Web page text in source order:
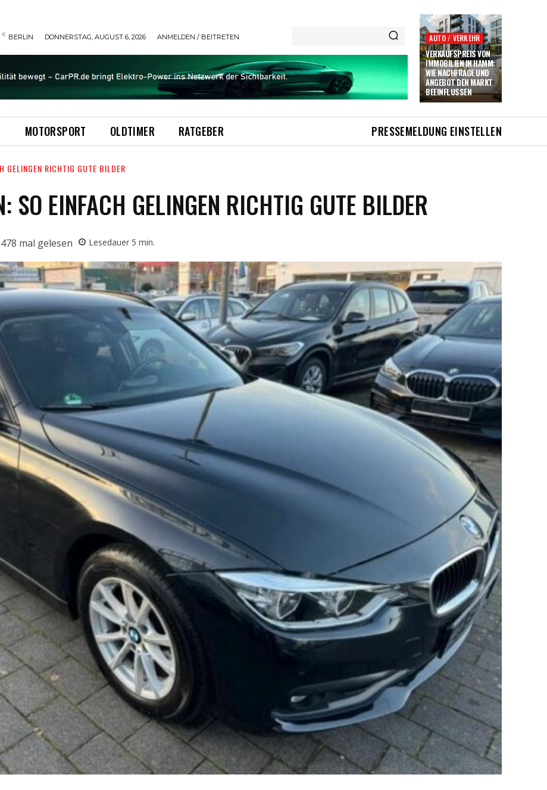
C BERLIN DONNERSTAG, AUGUST 6, 2026 ANMELDEN / BEITRETEN AUTO / VERKEHR
VERKAUFSPREIS VON
IMMOBILIEN IN HAMM:
WIE NACHFRAGE UND
ANGEBOT DEN MARKT
BEEINFLUSSEN
MOTORSPORT OLDTIMER RATGEBER PRESSEMELDUNG EINSTELLEN
GELINGEN RICHTIG GUTE BILDER
SO EINFACH GELINGEN RICHTIG GUTE BILDER
478 mal gelesen Lesedauer 5 min.